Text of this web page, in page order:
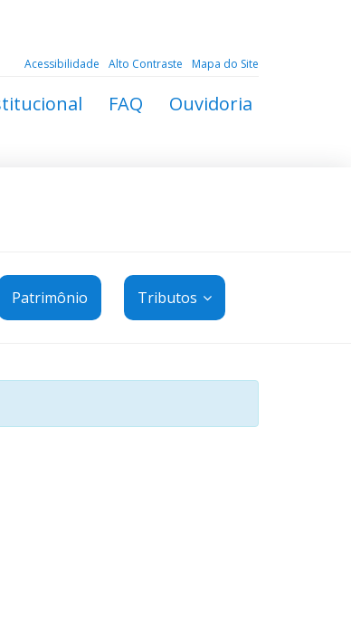
Acessibilidade Alto Contraste Mapa do Site
FAQ Ouvidoria
Patrimônio Tributos